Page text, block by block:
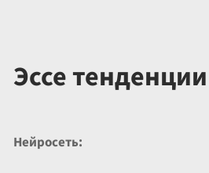
Эссе
Нейросеть: